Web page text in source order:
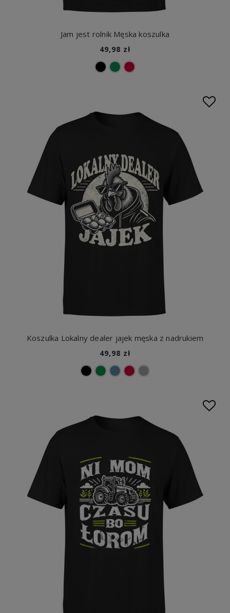
Jam jest rolnik Męska koszulka
49,98 zł
Koszulka Lokalny dealer jajek męska z nadrukiem
49,98 zł